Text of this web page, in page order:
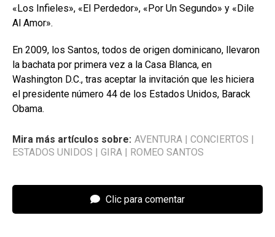
«Los Infieles», «El Perdedor», «Por Un Segundo» y «Dile
Al Amor».
En 2009, los Santos, todos de origen dominicano, llevaron
la bachata por primera vez a la Casa Blanca, en
Washington D.C., tras aceptar la invitación que les hiciera
el presidente número 44 de los Estados Unidos, Barack
Obama.
Mira más artículos sobre: AVENTURA | CONCIERTOS |
ESTADOS UNIDOS | GIRA | ROMEO SANTOS
Clic para comentar